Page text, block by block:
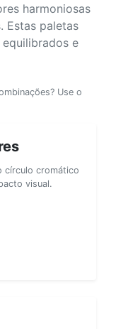
harmoniosas
Estas paletas
e
Use o
círculo cromático
visual.